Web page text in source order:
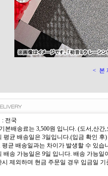
< 본
: 전국
본배송료는 3,500원 입니다. (도서,산
평균 배송일은 3일입니다.(입금 확인
평균 배송일과는 차이가 발생할 수 있습
배송 가능일은 9일 입니다. 배송 가능
시 제외하며 현금 주문일 경우 입금일 기